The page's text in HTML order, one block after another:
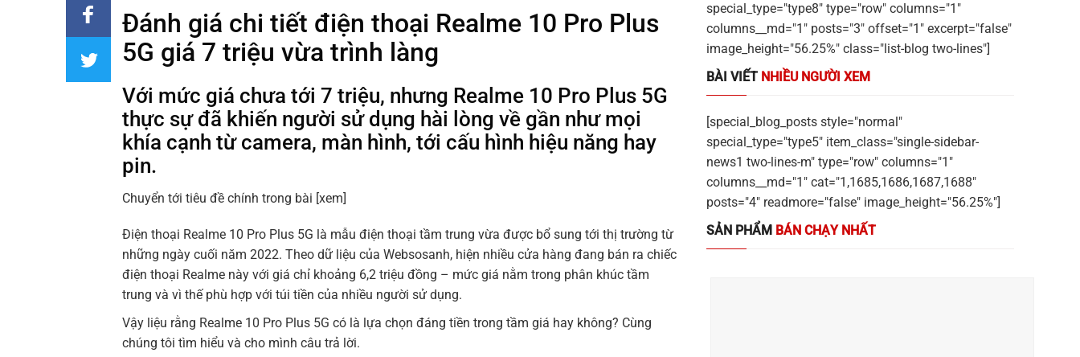
Đánh giá chi tiết điện thoại Realme 10 Pro Plus
5G giá 7 triệu vừa trình làng
Với mức giá chưa tới 7 triệu, nhưng Realme 10 Pro Plus 5G
thực sự đã khiến người sử dụng hài lòng về gần như mọi
khía cạnh từ camera, màn hình, tới cấu hình hiệu năng hay
pin.
Chuyển tới tiêu đề chính trong bài [xem]
Điện thoại Realme 10 Pro Plus 5G là mẫu điện thoại tầm trung vừa được bổ sung tới thị trường từ
những ngày cuối năm 2022. Theo dữ liệu của Websosanh, hiện nhiều cửa hàng đang bán ra chiếc
điện thoại Realme này với giá chỉ khoảng 6,2 triệu đồng – mức giá nằm trong phân khúc tầm
trung và vì thế phù hợp với túi tiền của nhiều người sử dụng.
Vậy liệu rằng Realme 10 Pro Plus 5G có là lựa chọn đáng tiền trong tầm giá hay không? Cùng
chúng tôi tìm hiểu và cho mình câu trả lời.
special_type="type8" type="row" columns="1"
columns__md="1" posts="3" offset="1" excerpt="false"
image_height="56.25%" class="list-blog two-lines"]
BÀI VIẾT NHIỀU NGƯỜI XEM
[special_blog_posts style="normal"
special_type="type5" item_class="single-sidebar-
news1 two-lines-m" type="row" columns="1"
columns__md="1" cat="1,1685,1686,1687,1688"
posts="4" readmore="false" image_height="56.25%"]
SẢN PHẨM BÁN CHẠY NHẤT